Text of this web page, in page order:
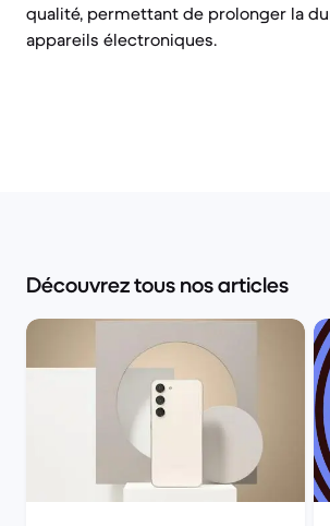
qualité, permettant de prolonger la
appareils électroniques.
Découvrez tous nos articles